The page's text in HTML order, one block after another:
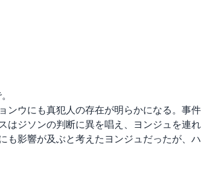
ンウにも真犯人の存在が明らかになる。事件
はジソンの判断に異を唱え、ヨンジュを連れ
も影響が及ぶと考えたヨンジュだったが、ハ